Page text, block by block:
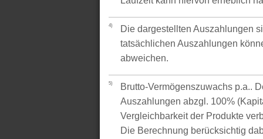
4)
Die dargestellten Auszahlungen
tatsächlichen Auszahlungen
abweichen.
5)
Brutto-Vermögenszuwachs p.a..
Auszahlungen abzgl. 100%
Vergleichbarkeit der Produkte
Die Berechnung berücksichtig